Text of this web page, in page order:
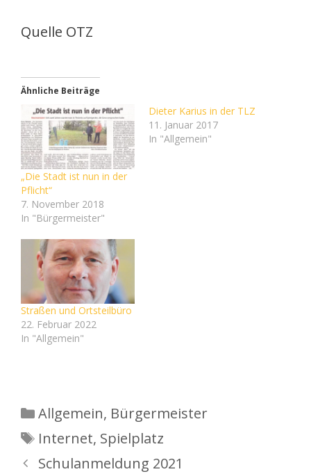
Quelle OTZ
Ähnliche Beiträge
„Die Stadt ist nun in der
Pflicht“
7. November 2018
In "Bürgermeister"
Dieter Karius in der TLZ
11. Januar 2017
In "Allgemein"
Straßen und Ortsteilbüro
22. Februar 2022
In "Allgemein"
Kategorien
Allgemein, Bürgermeister
Schlagwörter
Internet, Spielplatz
Schulanmeldung 2021